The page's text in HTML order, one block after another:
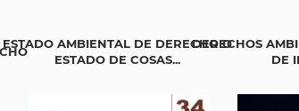
ESTADO AMBIENTAL DE DERECHO O
ESTADO DE COSAS...
DERECHOS
DE